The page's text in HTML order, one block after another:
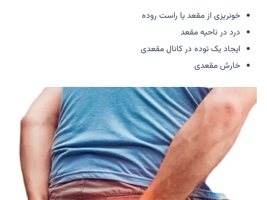
خونریزی از مقعد یا راست روده
درد در ناحیه مقعد
ایجاد یک توده در کانال مقعدی
خارش مقعدی